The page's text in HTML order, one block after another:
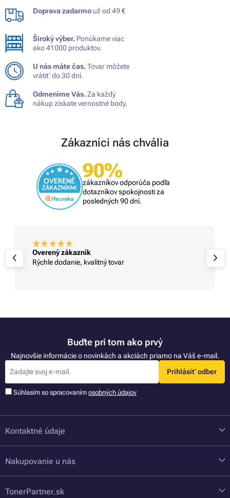
Doprava zadarmo už od 49 €
Široký výber. Ponúkame viac
ako 41000 produktov.
U nás máte čas.Tovar môžete
vrátiť do 30 dní.
Odmeníme Vás.Za každý
nákup získate vernostné body.
Zákazníci nás chvália
90%
zákazníkov odporúča podľa
dotazníkov spokojnosti za
posledných 90 dní.
Overený zákazník
Rýchle dodanie, kvalitný tovar
Buďte pri tom ako prvý
Najnovšie informácie o novinkách a akciách priamo na Váš e-mail.
Prihlásiť odber
Súhlasím so spracovaním osobných údajov
Kontaktné údaje
Nakupovanie u nás
TonerPartner.sk